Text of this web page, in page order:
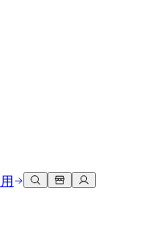
3D游戏
目
考
接
成功